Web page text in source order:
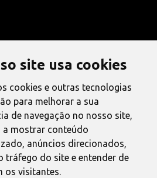
site usa cookies
cookies e outras tecnologias
para melhorar a sua
de navegação no nosso site,
a mostrar conteúdo
anúncios direcionados,
tráfego do site e entender de
os visitantes.